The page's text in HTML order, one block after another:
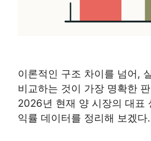
이론적인 구조 차이를 넘어,
비교하는 것이 가장 명확한
2026년 현재 양 시장의 대표
익률 데이터를 정리해 보겠다.